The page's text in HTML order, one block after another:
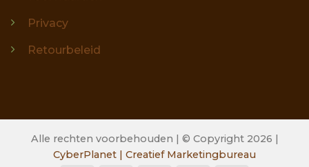
Privacy
Retourbeleid
Alle rechten voorbehouden | © Copyright 2026 |
CyberPlanet | Creatief Marketingbureau